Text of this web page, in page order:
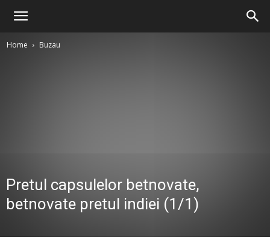
Home Buzau
Pretul capsulelor betnovate,
betnovate pretul indiei (1/1)